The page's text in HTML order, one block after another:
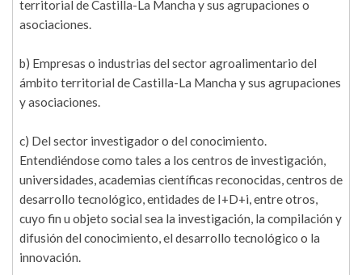
territorial de Castilla-La Mancha y sus agrupaciones o
asociaciones.
b) Empresas o industrias del sector agroalimentario del
ámbito territorial de Castilla-La Mancha y sus agrupaciones
y asociaciones.
c) Del sector investigador o del conocimiento.
Entendiéndose como tales a los centros de investigación,
universidades, academias científicas reconocidas, centros de
desarrollo tecnológico, entidades de I+D+i, entre otros,
cuyo fin u objeto social sea la investigación, la compilación y
difusión del conocimiento, el desarrollo tecnológico o la
innovación.